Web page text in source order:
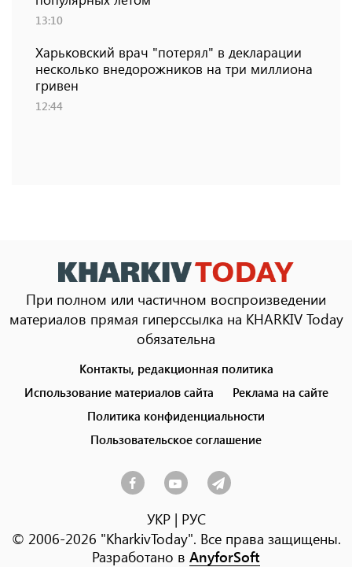
13:10
Харьковский врач "потерял" в декларации
несколько внедорожников на три миллиона
гривен
12:44
При полном или частичном воспроизведении
материалов прямая гиперссылка на KHARKIV Today
обязательна
menu
Контакты, редакционная политика
Использование материалов сайта
Реклама на сайте
Политика конфиденциальности
Пользовательское соглашение
УКР| РУС
© 2006-2026 "KharkivToday". Все права защищены.
Разработано в AnyforSoft